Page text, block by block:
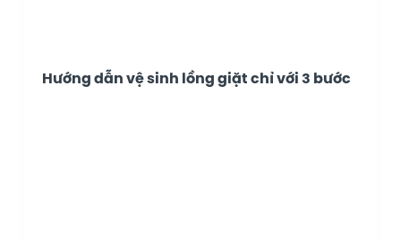
Hướng dẫn vệ sinh lồng giặt chỉ với 3 bước